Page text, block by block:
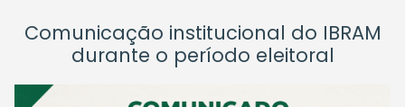
Comunicação institucional do IBRAM
durante o período eleitoral